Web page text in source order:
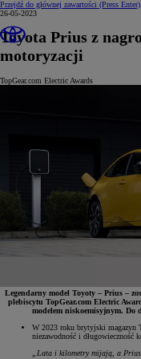
Przejdź do głównej zawartości (Press Enter)
26-05-2023
Toyota Prius z
motoryzacji
TopGear.com Electric Awards
Legendarny model Toyoty – Prius –
plebiscytu TopGear.com Electric
modelem niskoemisyjnym. Do
W 2023 roku brytyjski magazyn
niezawodność i długowieczność
„Lata i kilometry mijają, a